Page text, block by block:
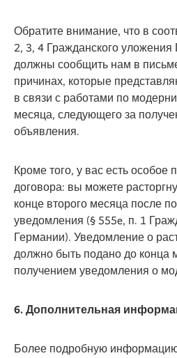
Обратите внимание, что в
2, 3, 4 Гражданского
должны сообщить нам в
причинах, которые
в связи с работами по
месяца, следующего за
объявления.
Кроме того, у вас есть особое
договора: вы можете
конце второго месяца после
уведомления (§ 555e, п. 1
Германии). Уведомление о
должно быть подано до конца
получением уведомления о
6. Дополнительная
Более подробную